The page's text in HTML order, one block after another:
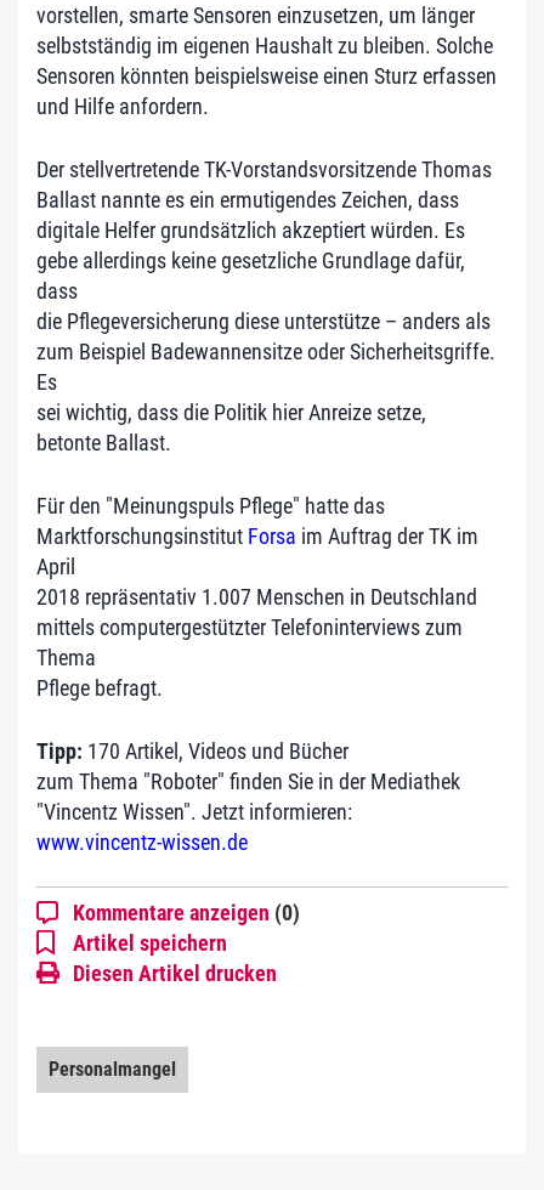
vorstellen, smarte Sensoren einzusetzen, um länger
selbstständig im eigenen Haushalt zu bleiben. Solche
Sensoren könnten beispielsweise einen Sturz erfassen
und Hilfe anfordern.
Der stellvertretende TK-Vorstandsvorsitzende Thomas
Ballast nannte es ein ermutigendes Zeichen, dass
digitale Helfer grundsätzlich akzeptiert würden. Es
gebe allerdings keine gesetzliche Grundlage dafür,
dass
die Pflegeversicherung diese unterstütze – anders als
zum Beispiel Badewannensitze oder Sicherheitsgriffe.
Es
sei wichtig, dass die Politik hier Anreize setze,
betonte Ballast.
Für den "Meinungspuls Pflege" hatte das
Marktforschungsinstitut Forsa im Auftrag der TK im
April
2018 repräsentativ 1.007 Menschen in Deutschland
mittels computergestützter Telefoninterviews zum
Thema
Pflege befragt.
Tipp: 170 Artikel, Videos und Bücher
zum Thema "Roboter" finden Sie in der Mediathek
"Vincentz Wissen". Jetzt informieren:
www.vincentz-wissen.de
Kommentare anzeigen (0)
Artikel speichern
Diesen Artikel drucken
Personalmangel